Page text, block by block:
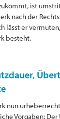
ist
nach der
lässt er
besteht.
nun
Vorgaben: